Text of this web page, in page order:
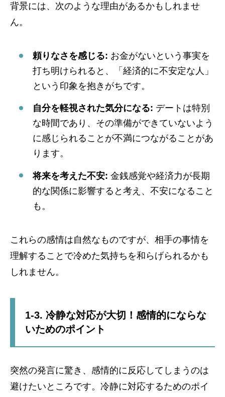
背景には、次のような理由があるかもしれませ
ん。
頼りなさを感じる: お金がないという事実を
打ち明けられると、「経済的に不安定な人」
という印象を抱きがちです。
自分を軽視された気分になる: デートは特別
な時間であり、その準備ができていないよう
に感じられることが不満につながることがあ
ります。
将来を考えた不安: 金銭感覚や経済力が長期
的な関係に影響すると考え、不安になること
も。
これらの感情は自然なものですが、相手の事情を
理解することで冷めた気持ちを和らげられるかも
しれません。
1-3. 冷静な対応が大切！感情的にならな
いためのポイント
突然の発言に驚き、感情的に反応してしまうのは
避けたいところです。冷静に対応するためのポイ